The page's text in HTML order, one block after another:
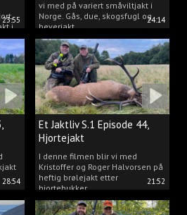
23:55
i
24:14
vi med på variert småviltjakt i
Norge. Gås, due, skogsfugl og
beverjakt.
28:54 21:52
Et Jaktliv S.1 Episode 44,
Hjortejakt
I denne filmen blir vi med
Kristoffer og Roger Halvorsen på
heftig brølejakt etter
hjortebukker.